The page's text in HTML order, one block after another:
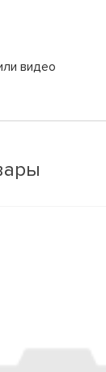
видео